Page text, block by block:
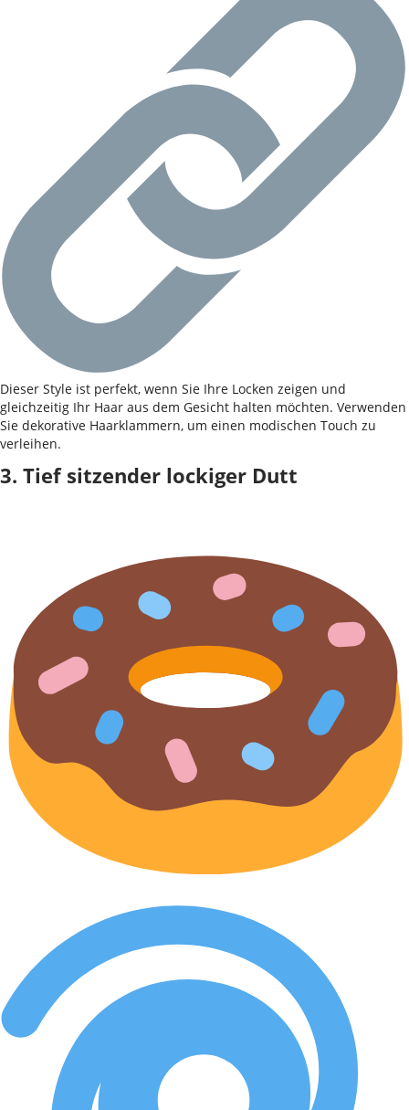
Dieser Style ist perfekt, wenn Sie Ihre Locken zeigen und
gleichzeitig Ihr Haar aus dem Gesicht halten möchten. Verwenden
Sie dekorative Haarklammern, um einen modischen Touch zu
verleihen.
3. Tief sitzender lockiger Dutt